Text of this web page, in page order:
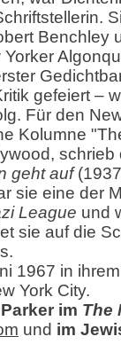
Benchley
gefeiert –
Für den
Kolumne
geht auf
sie eine der
League und
sie auf die
1967 in
York City.
im The
und im